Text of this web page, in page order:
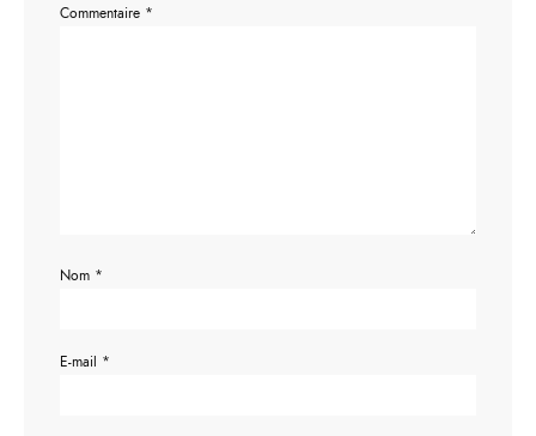
Commentaire *
Nom *
E-mail *